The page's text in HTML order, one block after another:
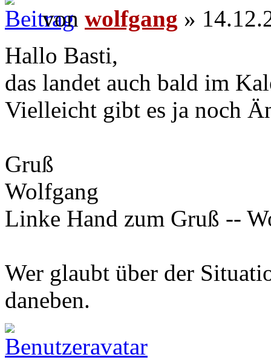
von wolfgang »
Hallo Basti,
das landet auch bald im
Vielleicht gibt es ja noch
Gruß
Wolfgang
Linke Hand zum Gruß --
Wer glaubt über der
daneben.